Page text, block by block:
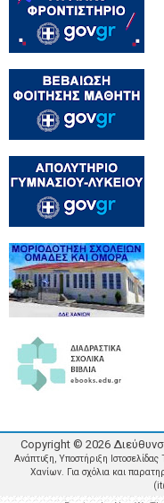
Copyright © 2026
Ανάπτυξη, Υποστήριξη
Χανίων. Για σχόλια και